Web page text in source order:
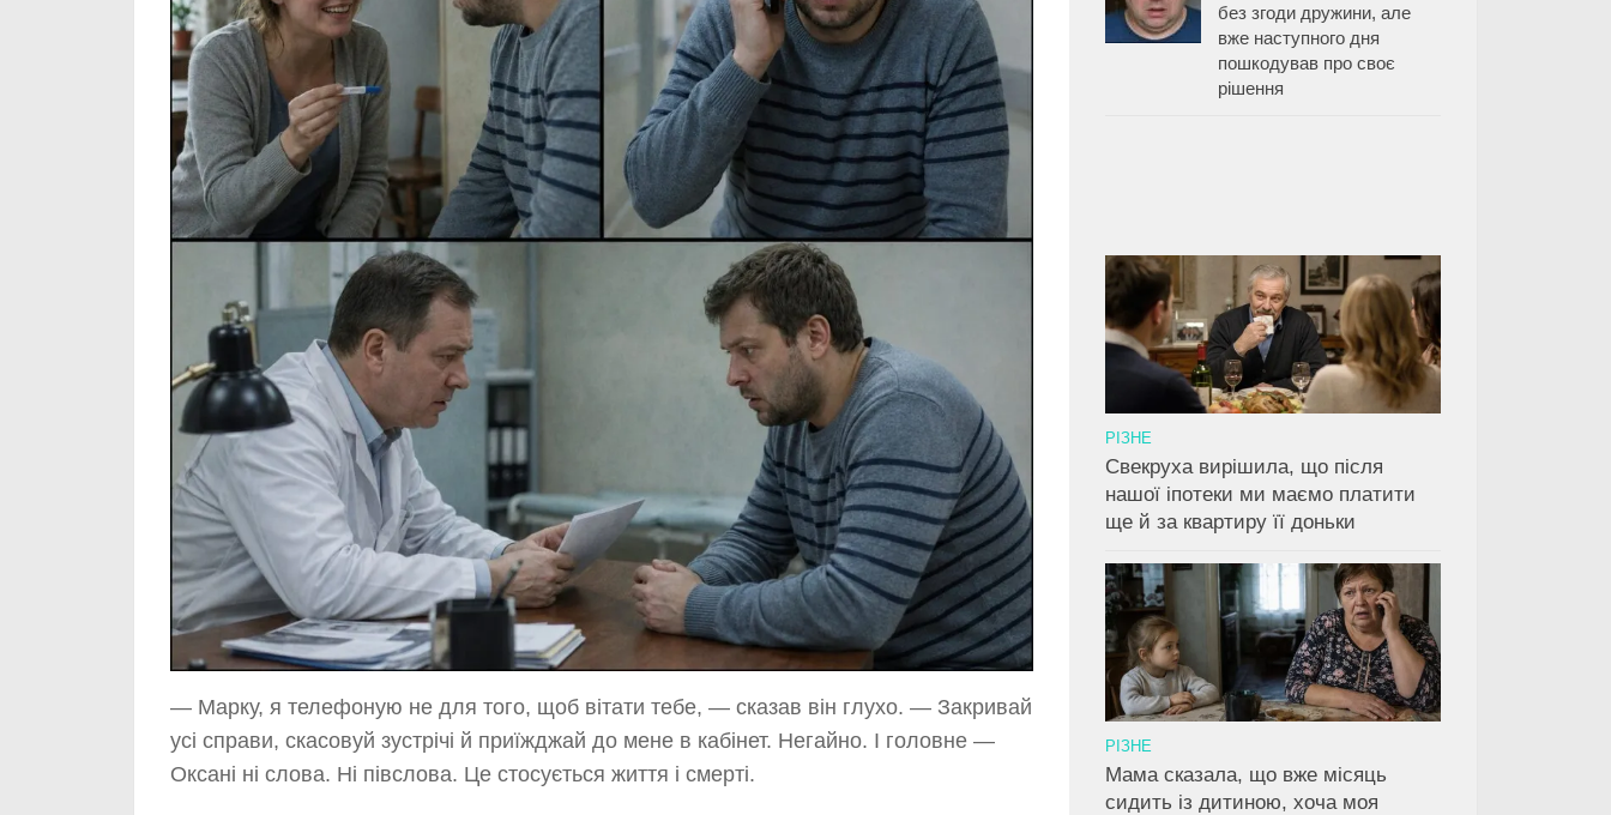
— Марку, я телефоную не для того, щоб вітати тебе, — сказав він глухо. — Закривай
усі справи, скасовуй зустрічі й приїжджай до мене в кабінет. Негайно. І головне —
Оксані ні слова. Ні півслова. Це стосується життя і смерті.
без згоди дружини, але
вже наступного дня
пошкодував про своє
рішення
РІЗНЕ
Свекруха вирішила, що після
нашої іпотеки ми маємо платити
ще й за квартиру її доньки
РІЗНЕ
Мама сказала, що вже місяць
сидить із дитиною, хоча моя